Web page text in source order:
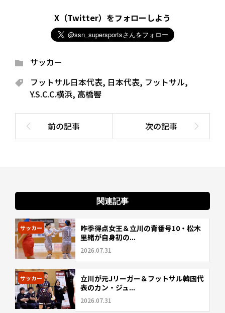
X（Twitter）をフォローしよう
サッカー
フットサル日本代表, 日本代表, フットサル,
Y.S.C.C.横浜, 高橋響
関連記事
サッカー
昨季得点女王＆立川の背番号10・松木
里緒が自身初の...
2026.07.31
サッカー
立川が元Jリーガー＆フットサル韓国代
表のカン・ジュ...
2026.07.31